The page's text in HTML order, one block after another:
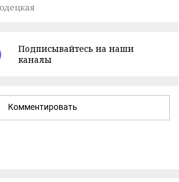
Подписывайтесь на наши
каналы
Комментировать